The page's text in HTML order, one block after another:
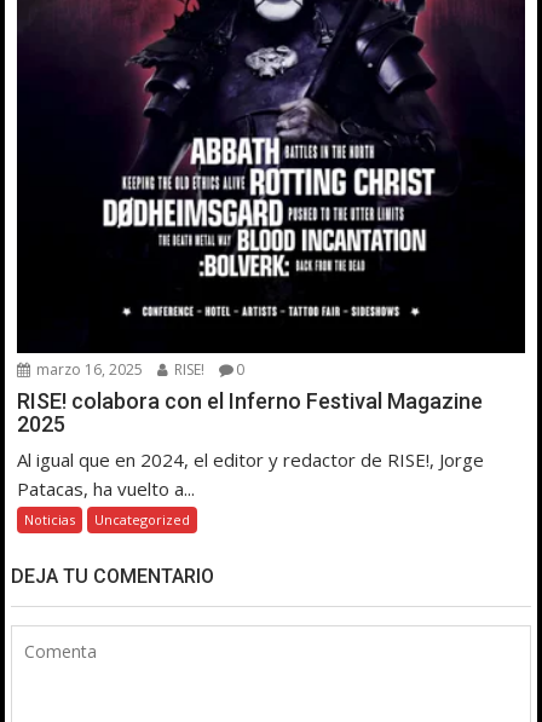
marzo 16, 2025 RISE! 0
RISE! colabora con el Inferno Festival Magazine
2025
Al igual que en 2024, el editor y redactor de RISE!, Jorge
Patacas, ha vuelto a...
Noticias Uncategorized
DEJA TU COMENTARIO